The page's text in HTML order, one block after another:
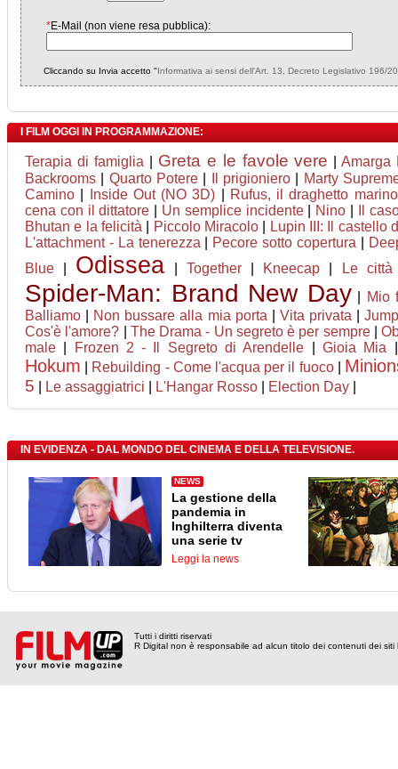
*E-Mail (non viene resa pubblica):
Cliccando su Invia accetto "Informativa ai sensi dell'Art. 13, Decreto Legislativo 196/
I FILM OGGI IN PROGRAMMAZIONE:
Terapia di famiglia Greta e le favole vere |Amarga
Backrooms
Quarto Potere| Il prigioniero|
Marty
Camino
Inside Out (NO 3D)
Rufus, il draghetto
cena con il dittatore
Un semplice incidente| Nino
Il
Bhutan e la felicità
Piccolo Miracolo
Lupin III: Il castello
L'attachment - La tenerezza
Pecore sotto copertura
Blue
Odissea Together| Kneecap Le
Spider-Man: Brand New Day
Mio
Balliamo
Non bussare alla mia porta Vita privata |
Cos'è l'amore?
The Drama - Un segreto è per sempre|
male
Frozen 2 - Il Segreto di Arendelle Gioia Mia
Hokum Rebuilding - Come l'acqua per il fuoco|
5 Le assaggiatrici L'Hangar Rosso Election Day
IN EVIDENZA - DAL MONDO DEL CINEMA E DELLA TELEVISIONE.
NEWS
La gestione della
pandemia in
Inghilterra diventa
una serie tv
Leggi la news
Tutti i diritti riservati
R Digital non è responsabile ad alcun titolo dei contenuti dei siti